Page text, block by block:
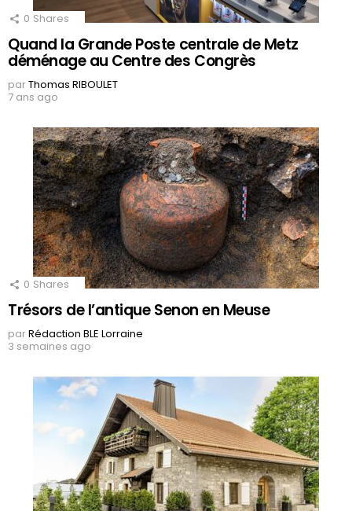
0 Shares
Quand la Grande Poste centrale de Metz
déménage au Centre des Congrès
parThomas RIBOULET
7 ans ago
0 Shares
Trésors de l’antique Senon en Meuse
parRédaction BLE Lorraine
3 semaines ago